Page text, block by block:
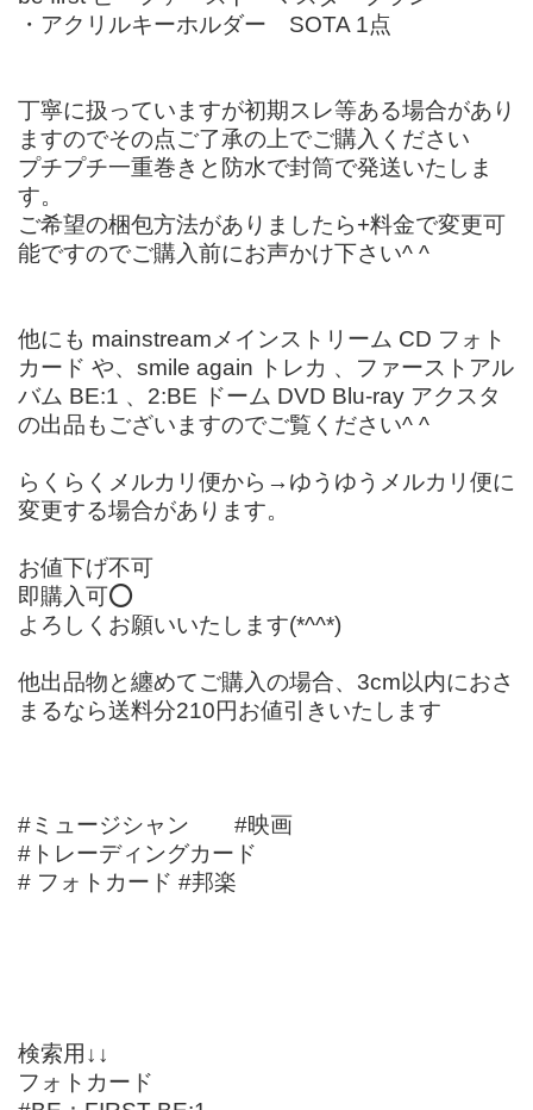
・アクリルキーホルダー SOTA 1点
丁寧に扱っていますが初期スレ等ある場合があり
ますのでその点ご了承の上でご購入ください
プチプチ一重巻きと防水で封筒で発送いたしま
す。
ご希望の梱包方法がありましたら+料金で変更可
能ですのでご購入前にお声かけ下さい^ ^
他にも mainstreamメインストリーム CD フォト
カード や、smile again トレカ 、ファーストアル
バム BE:1 、2:BE ドーム DVD Blu-ray アクスタ
の出品もございますのでご覧ください^ ^
らくらくメルカリ便から→ゆうゆうメルカリ便に
変更する場合があります。
お値下げ不可
即購入可⭕️
よろしくお願いいたします(*^^*)
他出品物と纏めてご購入の場合、3cm以内におさ
まるなら送料分210円お値引きいたします
#ミュージシャン #映画
#トレーディングカード
# フォトカード #邦楽
検索用↓↓
フォトカード